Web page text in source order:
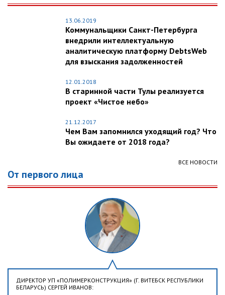
13.06.2019
Коммунальщики Санкт-Петербурга
внедрили интеллектуальную
аналитическую платформу DebtsWeb
для взыскания задолженностей
12.01.2018
В старинной части Тулы реализуется
проект «Чистое небо»
21.12.2017
Чем Вам запомнился уходящий год? Что
Вы ожидаете от 2018 года?
ВСЕ НОВОСТИ
От первого лица
ДИРЕКТОР УП «ПОЛИМЕРКОНСТРУКЦИЯ» (Г. ВИТЕБСК РЕСПУБЛИКИ
БЕЛАРУСЬ) СЕРГЕЙ ИВАНОВ: